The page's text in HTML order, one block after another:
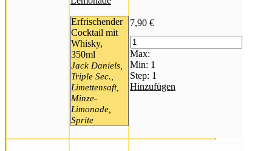
Erfrischender
Cocktail mit
Whisky,
350ml
Jack Daniels,
Triple Sec.,
Limettensaft,
Minze-
Limonade,
Sprite
7,90 €
Max:
Min: 1
Step: 1
Hinzufügen